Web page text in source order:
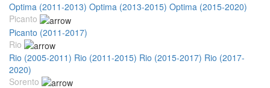
Optima (2011-2013) Optima (2013-2015) Optima (2015-2020)
Picanto
Picanto (2011-2017)
Rio
Rio (2005-2011) Rio (2011-2015) Rio (2015-2017) Rio (2017-
2020)
Sorento